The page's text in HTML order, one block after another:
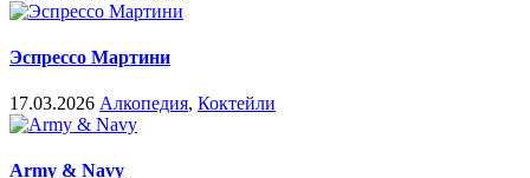
Эспрессо Мартини
17.03.2026 Алкопедия, Коктейли
Army & Navy